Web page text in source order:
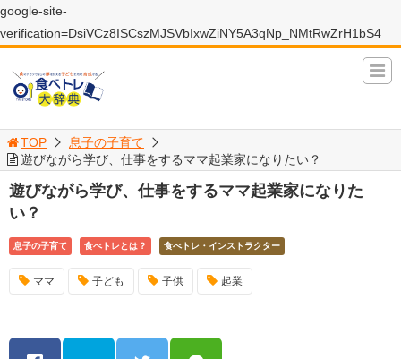
google-site-
verification=DsiVCz8ISCszMJSVbIxwZiNY5A3qNp_NMtRwZrH1bS4
TOP
息子の子育て
遊びながら学び、仕事をするママ起業家になりたい？
遊びながら学び、仕事をするママ起業家になりた
い？
息子の子育て 食べトレとは？ 食べトレ・インストラクター
ママ 子ども 子供 起業